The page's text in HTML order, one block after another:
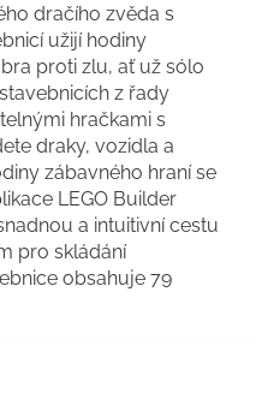
dračího zvěda s
užijí hodiny
proti zlu, ať už sólo
z řady
hračkami s
draky, vozidla a
zábavného hraní se
LEGO Builder
a intuitivní cestu
pro skládání
obsahuje 79